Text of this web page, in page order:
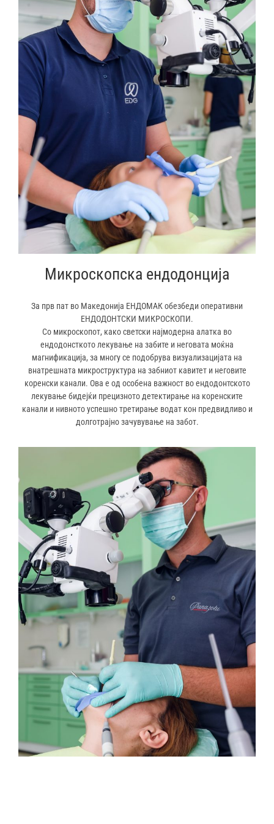
Микроскопска ендодонција
За прв пат во Македонија ЕНДОМАК обезбеди оперативни
ЕНДОДОНТСКИ МИКРОСКОПИ.
Со микроскопот, како светски најмодерна алатка во
ендодонсткото лекување на забите и неговата моќна
магнификација, за многу се подобрува визуализацијата на
внатрешната микроструктура на забниот кавитет и неговите
коренски канали. Ова е од особена важност во ендодонтското
лекување бидејќи прецизното детектирање на коренските
канали и нивното успешно третирање водат кон предвидливо и
долготрајно зачувување на забот.